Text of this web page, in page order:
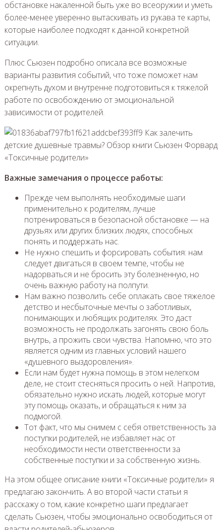
обстановке накаленной быть уже во всеоружии и уметь
более-менее уверенно вытаскивать из рукава те карты,
которые наиболее подходят к данной конкретной
ситуации.
Плюс Сьюзен подробно описала все возможные
варианты развития событий, что тоже поможет нам
окрепнуть духом и внутренне подготовиться к тяжелой
работе по освобождению от эмоциональной
зависимости от родителей.
Важные замечания о процессе работы:
Прежде чем выполнять необходимые шаги
применительно к родителям, лучше
потренироваться в безопасной обстановке — на
друзьях или других близких людях, способных
понять и поддержать нас.
Не нужно спешить и форсировать события: нам
следует двигаться в своем темпе, чтобы не
надорваться и не бросить эту болезненную, но
очень важную работу на полпути.
Нам важно позволить себе оплакать свое тяжелое
детство и несбыточные мечты о заботливых,
понимающих и любящих родителях. Это даст
возможность не продолжать загонять свою боль
внутрь, а прожить свои чувства. Напомню, что это
является одним из главных условий нашего
«душевного выздоровления».
Если нам будет нужна помощь в этом нелегком
деле, не стоит стесняться просить о ней. Напротив,
обязательно нужно искать людей, которые могут
эту помощь оказать, и обращаться к ним за
подмогой.
Тот факт, что мы снимем с себя ответственность за
поступки родителей, не избавляет нас от
необходимости нести ответственности за
собственные поступки и за собственную жизнь.
На этом общее описание книги «Токсичные родители» я
предлагаю закончить. А во второй части статьи я
расскажу о том, какие конкретно шаги предлагает
сделать Сьюзен, чтобы эмоционально освободиться от